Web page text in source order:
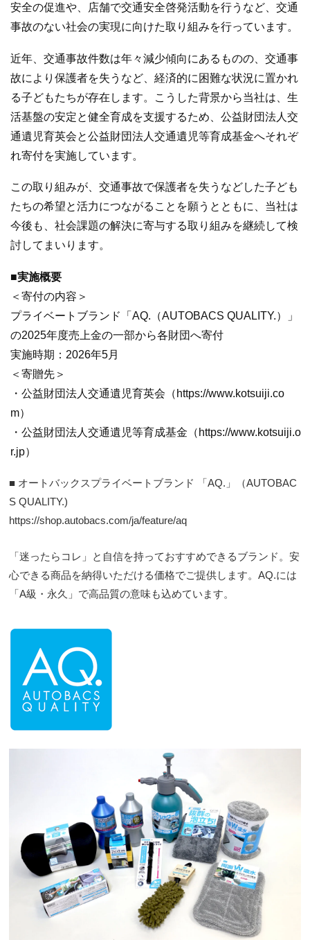
安全の促進や、店舗で交通安全啓発活動を行うなど、交通
事故のない社会の実現に向けた取り組みを行っています。
近年、交通事故件数は年々減少傾向にあるものの、交通事
故により保護者を失うなど、経済的に困難な状況に置かれ
る子どもたちが存在します。こうした背景から当社は、生
活基盤の安定と健全育成を支援するため、公益財団法人交
通遺児育英会と公益財団法人交通遺児等育成基金へそれぞ
れ寄付を実施しています。
この取り組みが、交通事故で保護者を失うなどした子ども
たちの希望と活力につながることを願うとともに、当社は
今後も、社会課題の解決に寄与する取り組みを継続して検
討してまいります。
■実施概要
＜寄付の内容＞
プライベートブランド「AQ.（AUTOBACS QUALITY.）」
の2025年度売上金の一部から各財団へ寄付
実施時期：2026年5月
＜寄贈先＞
・公益財団法人交通遺児育英会（https://www.kotsuiji.co
m）
・公益財団法人交通遺児等育成基金（https://www.kotsuiji.o
r.jp）
■ オートバックスプライベートブランド 「AQ.」（AUTOBAC
S QUALITY.)
https://shop.autobacs.com/ja/feature/aq
「迷ったらコレ」と自信を持っておすすめできるブランド。安
心できる商品を納得いただける価格でご提供します。AQ.には
「A級・永久」で高品質の意味も込めています。